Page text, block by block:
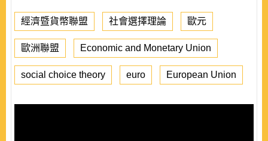
經濟暨貨幣聯盟 社會選擇理論 歐元
歐洲聯盟 Economic and Monetary Union
social choice theory euro European Union